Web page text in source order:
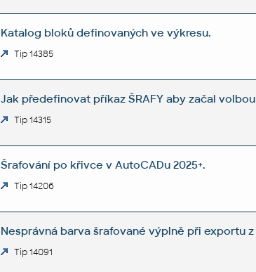
Katalog bloků definovaných ve výkresu.
Tip 14385
Jak předefinovat příkaz ŠRAFY aby začal
Tip 14315
Šrafování po křivce v AutoCADu 2025+.
Tip 14206
Nesprávná barva šrafované výplně při exportu z
Tip 14091